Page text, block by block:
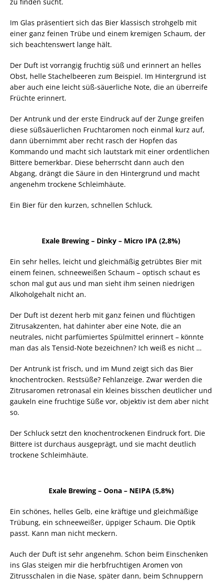
Im Glas präsentiert sich das Bier klassisch strohgelb mit
einer ganz feinen Trübe und einem kremigen Schaum, der
sich beachtenswert lange hält.
Der Duft ist vorrangig fruchtig süß und erinnert an helles
Obst, helle Stachelbeeren zum Beispiel. Im Hintergrund ist
aber auch eine leicht süß-säuerliche Note, die an überreife
Früchte erinnert.
Der Antrunk und der erste Eindruck auf der Zunge greifen
diese süßsäuerlichen Fruchtaromen noch einmal kurz auf,
dann übernimmt aber recht rasch der Hopfen das
Kommando und macht sich lautstark mit einer ordentlichen
Bittere bemerkbar. Diese beherrscht dann auch den
Abgang, drängt die Säure in den Hintergrund und macht
angenehm trockene Schleimhäute.
Ein Bier für den kurzen, schnellen Schluck.
Exale Brewing – Dinky – Micro IPA (2,8%)
Ein sehr helles, leicht und gleichmäßig getrübtes Bier mit
einem feinen, schneeweißen Schaum – optisch schaut es
schon mal gut aus und man sieht ihm seinen niedrigen
Alkoholgehalt nicht an.
Der Duft ist dezent herb mit ganz feinen und flüchtigen
Zitrusakzenten, hat dahinter aber eine Note, die an
neutrales, nicht parfümiertes Spülmittel erinnert – könnte
man das als Tensid-Note bezeichnen? Ich weiß es nicht …
Der Antrunk ist frisch, und im Mund zeigt sich das Bier
knochentrocken. Restsüße? Fehlanzeige. Zwar werden die
Zitrusaromen retronasal ein kleines bisschen deutlicher und
gaukeln eine fruchtige Süße vor, objektiv ist dem aber nicht
so.
Der Schluck setzt den knochentrockenen Eindruck fort. Die
Bittere ist durchaus ausgeprägt, und sie macht deutlich
trockene Schleimhäute.
Exale Brewing – Oona – NEIPA (5,8%)
Ein schönes, helles Gelb, eine kräftige und gleichmäßige
Trübung, ein schneeweißer, üppiger Schaum. Die Optik
passt. Kann man nicht meckern.
Auch der Duft ist sehr angenehm. Schon beim Einschenken
ins Glas steigen mir die herbfruchtigen Aromen von
Zitrusschalen in die Nase, später dann, beim Schnuppern